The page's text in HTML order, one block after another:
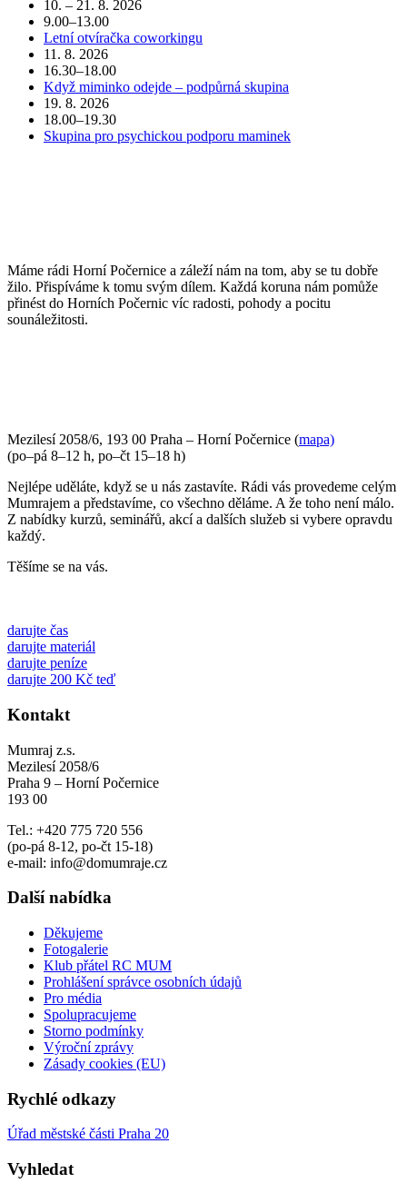
10. – 21. 8. 2026
9.00–13.00
Letní otvíračka coworkingu
11. 8. 2026
16.30–18.00
Když miminko odejde – podpůrná skupina
19. 8. 2026
18.00–19.30
Skupina pro psychickou podporu maminek
Máme rádi Horní Počernice a záleží nám na tom, aby se tu dobře
žilo. Přispíváme k tomu svým dílem. Každá koruna nám pomůže
přinést do Horních Počernic víc radosti, pohody a pocitu
sounáležitosti.
Mezilesí 2058/6, 193 00 Praha – Horní Počernice (mapa)
(po–pá 8–12 h, po–čt 15–18 h)
Nejlépe uděláte, když se u nás zastavíte. Rádi vás provedeme celým
Mumrajem a představíme, co všechno děláme. A že toho není málo.
Z nabídky kurzů, seminářů, akcí a dalších služeb si vybere opravdu
každý.
Těšíme se na vás.
darujte čas
darujte materiál
darujte peníze
darujte 200 Kč teď
Kontakt
Mumraj z.s.
Mezilesí 2058/6
Praha 9 – Horní Počernice
193 00
Tel.: +420 775 720 556
(po-pá 8-12, po-čt 15-18)
e-mail: info@domumraje.cz
Další nabídka
Děkujeme
Fotogalerie
Klub přátel RC MUM
Prohlášení správce osobních údajů
Pro média
Spolupracujeme
Storno podmínky
Výroční zprávy
Zásady cookies (EU)
Rychlé odkazy
Úřad městské části Praha 20
Vyhledat